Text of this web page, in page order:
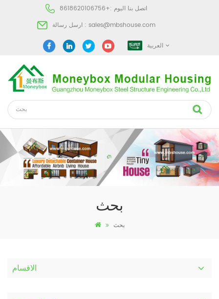
اتصل بنا اليوم :+8618620106756
ارسل رسالة : sales@mbshouse.com
العربية
بحث
بحث
الاقسام